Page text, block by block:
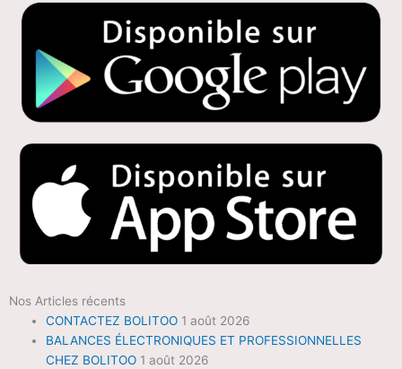
Nos Articles récents
CONTACTEZ BOLITOO 1 août 2026
BALANCES ÉLECTRONIQUES ET PROFESSIONNELLES
CHEZ BOLITOO 1 août 2026